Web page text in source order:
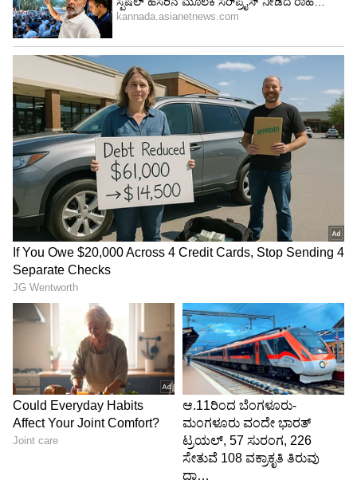
ಕರ್ಣನೇ. ಅನಾಥ ಮಕ್ಕಳಿಗೆ ನೆರವು ನೀಡುವ ಜೊತೆಗೆ ಸಮಾಜ
ಸೇವೆಯಲ್ಲಿ ತೊಡಗಿಸಿಕೊಂಡವರು ಕಿರಣ್​ ರಾಜ್​ (Karna urf
Kiran Raj). ಅವರು ತಮ್ಮ ಆದಾಯದ ಒಂದು ಭಾಗವನ್ನು
ಮೀಸಲಿಟ್ಟಿದ್ದಾರೆ. ಅವರು ಅನಾಥಾಶ್ರಮ, ಬಡವರಿಗೆ, ಮತ್ತು
ಬೀದಿ ಬದಿಯ ಜನರಿಗೆ ಆಹಾರ, ಊಟ, ಬಟ್ಟೆ,
ನೋಟ್‌ಬುಕ್‍ಗಳಂತಹ ಅಗತ್ಯ ವಸ್ತುಗಳನ್ನು ವಿತರಿಸುತ್ತಾರೆ.
ಅವರು ಹಬ್ಬಗಳ ಸಂದರ್ಭಗಳಲ್ಲಿ ವಿಶೇಷವಾಗಿ ಸಹಾಯ
ಮಾಡುತ್ತಾರೆ ಮತ್ತು ಕೋವಿಡ್‌-19 ಸಮಯದಲ್ಲಿಯೂ ಅವರು
ಸಾಕಷ್ಟು ಸೇವೆ ಮಾಡಿದ್ದಾರೆ.